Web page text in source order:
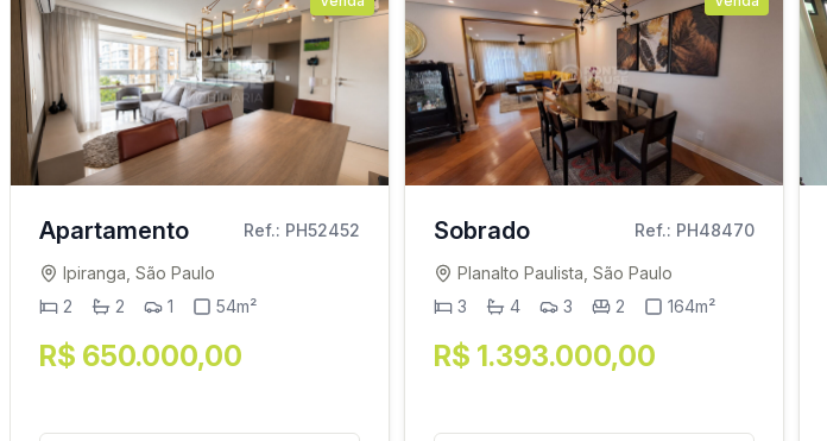
Apartamento Ref.: PH52452
Ipiranga, São Paulo
2
2 1 54m²
R$ 650.000,00
Sobrado Ref.: PH48470
Planalto Paulista, São Paulo
3
4 3 2 164m²
R$ 1.393.000,00